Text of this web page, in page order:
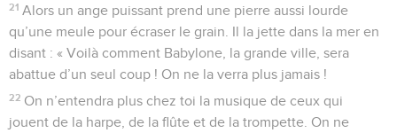
21 Alors un ange puissant prend une pierre aussi lourde
qu’une meule pour écraser le grain. Il la jette dans la mer en
disant : « Voilà comment Babylone, la grande ville, sera
abattue d’un seul coup ! On ne la verra plus jamais !
22 On n’entendra plus chez toi la musique de ceux qui
jouent de la harpe, de la flûte et de la trompette. On ne